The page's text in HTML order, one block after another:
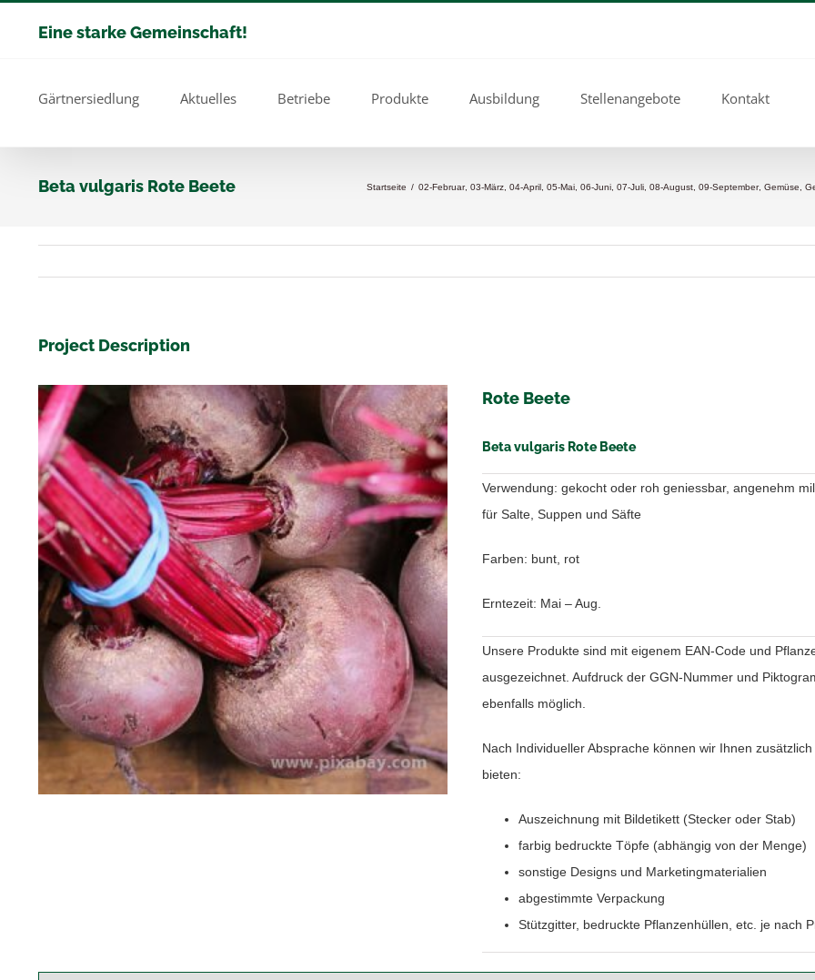
Eine starke Gemeinschaft!
Gärtnersiedlung Aktuelles Betriebe Produkte Ausbildung Stellenangebote Kontakt
Beta vulgaris Rote Beete Startseite / 02-Februar, 03-März 04-April 05-Mai 06-Juni 07-Juli 08-August 09-September, Gemüse
Project Description
Rote Beete
Beta vulgaris Rote Beete
Verwendung: gekocht oder roh geniessbar, angenehm
für Salte, Suppen und Säfte
Farben: bunt, rot
Erntezeit: Mai – Aug.
Unsere Produkte sind mit eigenem EAN-Code und
ausgezeichnet. Aufdruck der GGN-Nummer und
ebenfalls möglich.
Nach Individueller Absprache können wir Ihnen
bieten:
Auszeichnung mit Bildetikett (Stecker oder Stab)
farbig bedruckte Töpfe (abhängig von der Menge)
sonstige Designs und Marketingmaterialien
abgestimmte Verpackung
Stützgitter, bedruckte Pflanzenhüllen, etc. je nach